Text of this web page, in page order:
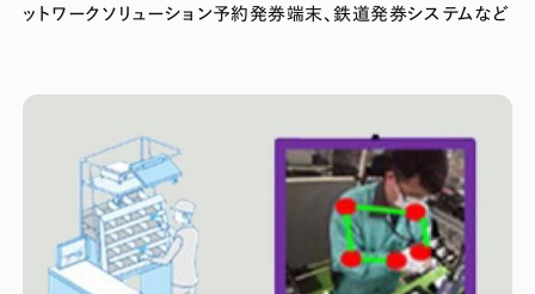
ットワークソリューション予約発券端末、鉄道発券システムなど